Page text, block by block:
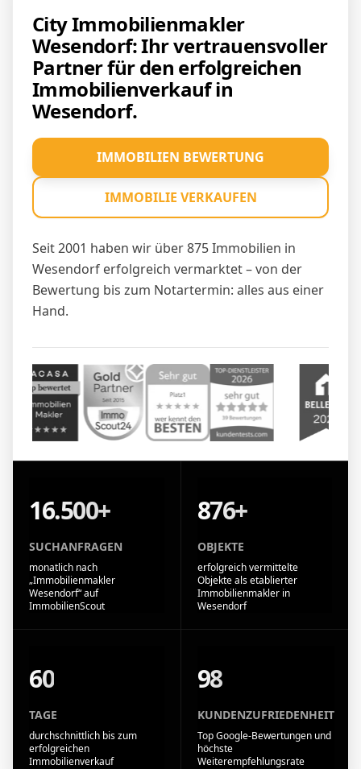
City Immobilienmakler
Wesendorf: Ihr vertrauensvoller
Partner für den erfolgreichen
Immobilienverkauf in
Wesendorf.
Seit 2001 haben wir über 875 Immobilien in
Wesendorf erfolgreich vermarktet – von der
Bewertung bis zum Notartermin: alles aus einer
Hand.
IMMOBILIEN BEWERTUNG
IMMOBILIE VERKAUFEN
16.500+
SUCHANFRAGEN
monatlich nach
„Immobilienmakler
Wesendorf“ auf
ImmobilienScout
876+
OBJEKTE
erfolgreich vermittelte
Objekte als etablierter
Immobilienmakler in
Wesendorf
60
TAGE
durchschnittlich bis zum
erfolgreichen
Immobilienverkauf
98
KUNDENZUFRIEDENHEIT
Top Google-Bewertungen und
höchste
Weiterempfehlungsrate